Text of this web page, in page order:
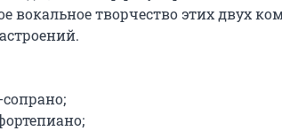
вокальное творчество этих двух